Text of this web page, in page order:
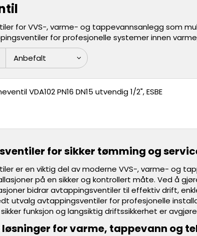
for VVS-, varme- og tappevannsanlegg som
for profesjonelle systemer innen
VDA102 PN16 DN15 utvendig 1/2", ESBE
for sikker tømming og
er en viktig del av moderne VVS-, varme- og
på en sikker og kontrollert måte. Ved å
bidrar avtappingsventiler til effektiv drift,
utvalg avtappingsventiler for profesjonelle
funksjon og langsiktig driftssikkerhet er
løsninger for varme, tappevann og